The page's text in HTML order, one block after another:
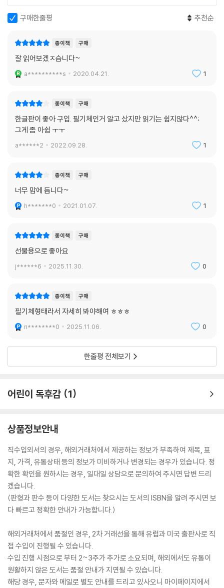
구매한줄평 추천순
종이책 구매
잘 읽어보겠ㅈ습니다~
a**********s 2020.04.21. 1
종이책 구매
한글판이 좋아 구입. 필기체인거 알고 샀지만 읽기는 쉽지않다^^;
그게 좀 아쉽 ㅜㅜ
a******2 2022.09.28. 1
종이책 구매
너무 맘에 듭니다~
h*******0 2021.01.07. 1
종이책 구매
선물용으로 좋아요
j******6 2025.11.30. 0
종이책 구매
필기체형태라서 자세히 봐야해여 ㅎㅎㅎ
n********0 2025.11.06. 0
한줄평 전체보기
어린이 독후감 1
상품정보안내
직수입외서의 경우, 해외거래처에서 제공하는 정보가 부족하여 제목, 표
지, 가격, 유통상태 등의 정보가 미비하거나 변경되는 경우가 있습니다. 정
확한 확인을 원하시는 경우, 일대일 상담으로 문의하여 주시면 답변 드리
겠습니다.
(판형과 판수 등이 다양한 도서는 찾으시는 도서의 ISBN을 알려 주시면 보
다 빠르고 정확한 안내가 가능합니다.)
해외거래처에서 품절인 경우, 2차 거래선을 통해 유럽과 미국 출판사로 직
접 수입이 진행될 수 있습니다.
수입 진행 시점으로 부터 2~3주가 추가로 소요되며, 해외에서도 유통이
원활하지 않은 도서는 품절 안내가 지연될 수 있습니다.
해당 경우, 문자와 메일로 별도 안내를 드리고 있사오니 마이페이지에서